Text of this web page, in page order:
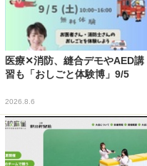
医療✕消防、縫合デモやAED講
習も「おしごと体験博」9/5
2026.8.6